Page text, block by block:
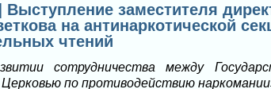
Выступление заместителя
на антинаркотической
чтений
сотрудничества между
по противодействию